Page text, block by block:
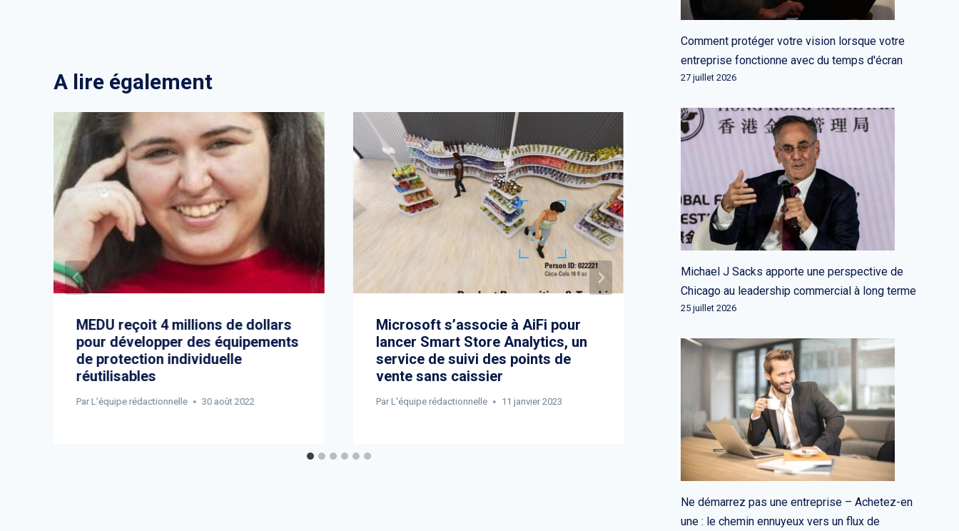
A lire également
MEDU reçoit 4 millions de dollars
pour développer des équipements
de protection individuelle
réutilisables
Par L'équipe rédactionnelle 30 août 2022
Microsoft s’associe à AiFi pour
lancer Smart Store Analytics, un
service de suivi des points de
vente sans caissier
Par L'équipe rédactionnelle 11 janvier 2023
courant que vous ne le pensez
L'équipe rédactionnelle 25 octobre 2023
Comment protéger votre vision lorsque votre
entreprise fonctionne avec du temps d'écran
27 juillet 2026
Michael J Sacks apporte une perspective de
Chicago au leadership commercial à long terme
25 juillet 2026
Ne démarrez pas une entreprise – Achetez-en
une : le chemin ennuyeux vers un flux de